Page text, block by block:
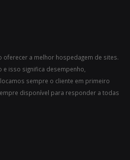
oferecer a melhor hospedagem de sites.
isso significa desempenho,
sempre o cliente em primeiro
disponível para responder a todas